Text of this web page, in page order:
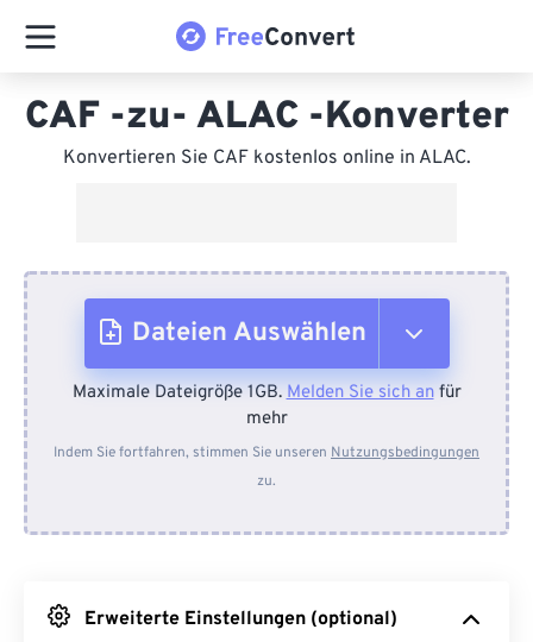
CAF -zu- ALAC -Konverter
Konvertieren Sie CAF kostenlos online in ALAC.
Dateien Auswählen
Vom Gerät
Von Dropbox
Maximale Dateigröße 1GB.Melden Sie sich anfür
mehr
Indem Sie fortfahren, stimmen Sie unseren Nutzungsbedingungen
zu.
Erweiterte Einstellungen (optional)